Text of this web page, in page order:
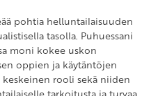
pohtia helluntailaisuuden
tasolla. Puhuessani
moni kokee uskon
oppien ja käytäntöjen
keskeinen rooli sekä niiden